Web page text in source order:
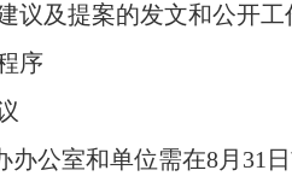
议及提案的发文和公开工
序
办公室和单位需在8月31